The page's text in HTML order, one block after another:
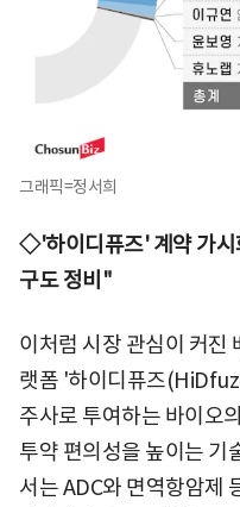
그래픽=정서희
◇'하이디퓨즈' 계약 가
구도 정비"
이처럼 시장 관심이 커진
랫폼 '하이디퓨즈
주사로 투여하는 바이오
투약 편의성을 높이는 기
서는 ADC와 면역항암제